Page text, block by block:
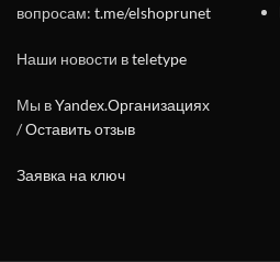
вопросам: t.me/elshoprunet
Наши новости вteletype
Мы вYandex.Организациях
/Оставить отзыв
Заявка на ключ